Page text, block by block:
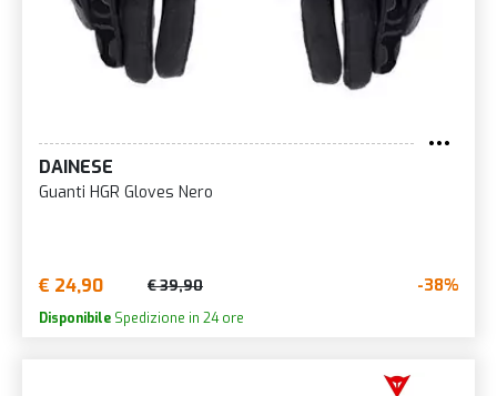
DAINESE
Guanti HGR Gloves Nero
€ 24,90 € 39,90 -38%
Disponibile Spedizione in 24 ore